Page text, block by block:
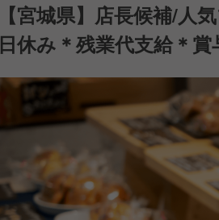
【宮城県】店長候補/人
日休み＊残業代支給＊賞